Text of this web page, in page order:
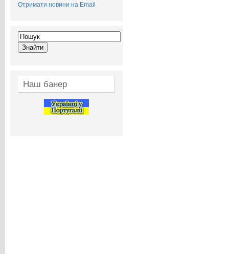
Отримати новини на Email
Наш банер